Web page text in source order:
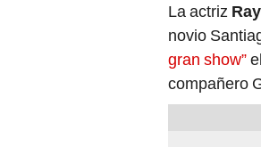
La actriz
novio
gran show”
compañero